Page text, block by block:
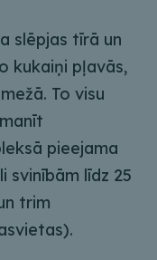
slēpjas tīrā un
kukaiņi pļavās,
To visu
pieejama
svinībām līdz 25
trim